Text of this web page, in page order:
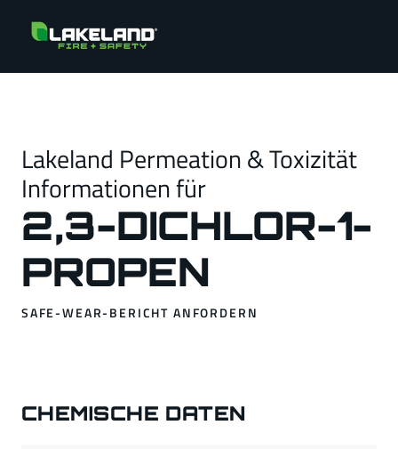
Lakeland Permeation & Toxizität
Informationen für
2,3-DICHLOR-1-
PROPEN
SAFE-WEAR-BERICHT ANFORDERN
CHEMISCHE DATEN